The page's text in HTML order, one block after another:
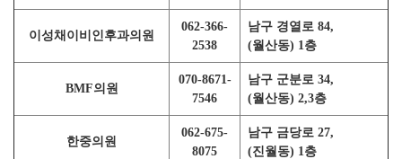
이성채이비인후과의원
062-366-
2538
남구 경열로 84,
(월산동) 1층
BMF의원
070-8671-
7546
남구 군분로 34,
(월산동) 2,3층
한중의원
062-675-
8075
남구 금당로 27,
(진월동) 1층